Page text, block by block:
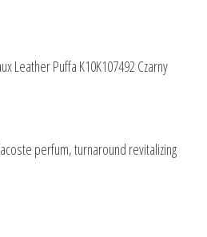
Leather Puffa K10K107492 Czarny
perfum, turnaround revitalizing